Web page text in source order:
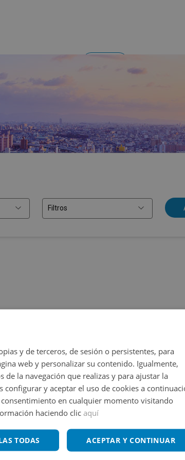
Filtros
y de terceros, de sesión o persistentes, para
web y personalizar su contenido. Igualmente,
la navegación que realizas y para ajustar la
configurar y aceptar el uso de cookies a
en cualquier momento visitando
haciendo clic aquí
ACEPTAR Y CONTINUAR
TODAS